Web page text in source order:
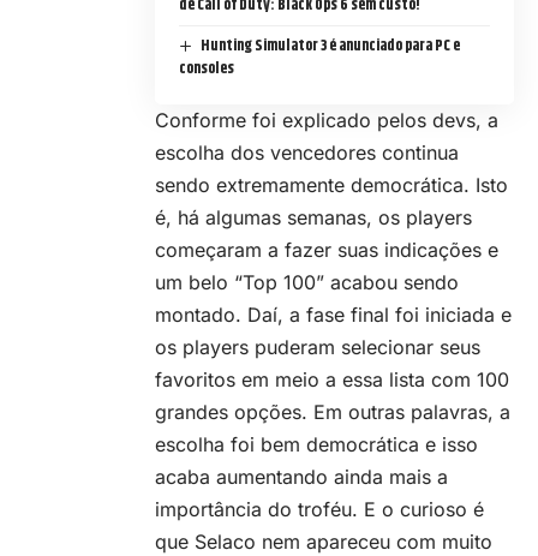
de Call of Duty: Black Ops 6 sem custo!
Hunting Simulator 3 é anunciado para PC e
consoles
Conforme foi explicado pelos devs, a
escolha dos vencedores continua
sendo extremamente democrática. Isto
é, há algumas semanas, os players
começaram a fazer suas indicações e
um belo “Top 100” acabou sendo
montado. Daí, a fase final foi iniciada e
os players puderam selecionar seus
favoritos em meio a essa lista com 100
grandes opções. Em outras palavras, a
escolha foi bem democrática e isso
acaba aumentando ainda mais a
importância do troféu. E o curioso é
que Selaco nem apareceu com muito